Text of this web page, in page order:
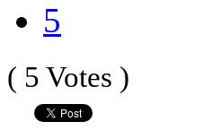
5
( 5 Votes )